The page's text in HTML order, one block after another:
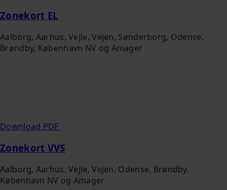
Zonekort EL
Aalborg, Aarhus, Vejle, Vejen, Sønderborg, Odense,
Brøndby, København NV og Amager
Download PDF
Zonekort VVS
Aalborg, Aarhus, Vejle, Vejen, Odense, Brøndby,
København NV og Amager